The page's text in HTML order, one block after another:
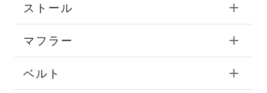
ストール
マフラー
ベルト